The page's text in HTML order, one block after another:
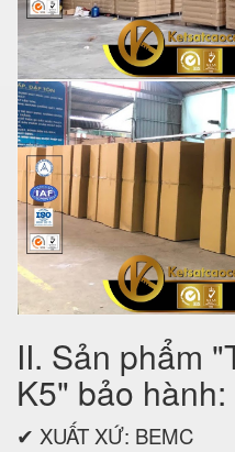
II. Sản phẩm
K5" bảo
✔ XUẤT XỨ: BEMC